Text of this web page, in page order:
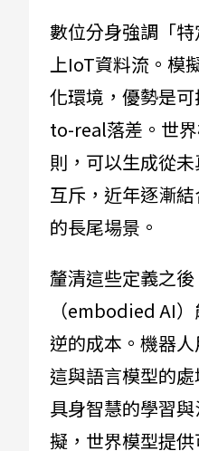
數位分身強調「
上IoT資料流。模
化環境，優勢是
to-real落差。世
則，可以生成從
互斥，近年逐漸
的長尾場景。
釐清這些定義之
（embodied AI
逆的成本。機器
這與語言模型的
具身智慧的學習
擬，世界模型提供